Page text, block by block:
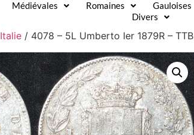
Médiévales Romaines Gauloises
Divers
Italie / 4078 – 5L Umberto Ier 1879R – TTB